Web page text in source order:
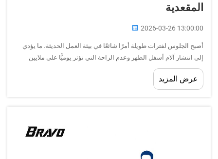
المقعدية
2026-03-26 13:00:00
أصبح الجلوس لفترات طويلة أمرًا شائعًا في بيئة العمل الحديثة، ما يؤدي
إلى انتشار آلام أسفل الظهر وعدم الراحة التي تؤثر يوميًّا على ملايين
العاملين في المكاتب. والحل يكمن في فهم كيفية مساهمة الوسائد
الداعمة لمنطقة أسفل الظهر والوسائد المقعدية المصنوعة من رغوة
عرض المزيد